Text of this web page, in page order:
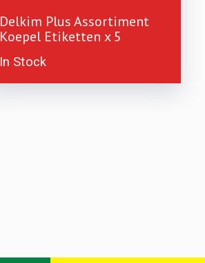
Delkim Plus Assortiment
Koepel Etiketten x 5
In Stock
£2.99